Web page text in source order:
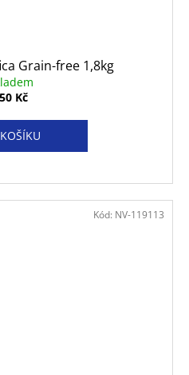
Grain-free 1,8kg
Kč
Kód: NV-119113